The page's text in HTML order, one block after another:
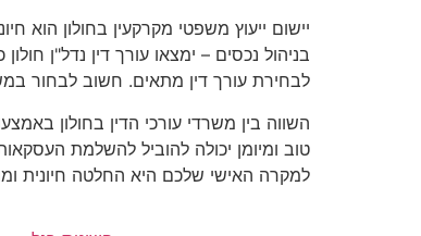
יישום ייעוץ משפטי מקרקעין בחולון הוא
בניהול נכסים – ימצאו עורך דין נדל"ן
לבחירת עורך דין מתאים. חשוב לבחור
השווה בין משרדי עורכי הדין בחולון
טוב ומיומן יכולה להוביל להשלמת
למקרה האישי שלכם היא החלטה חיונית